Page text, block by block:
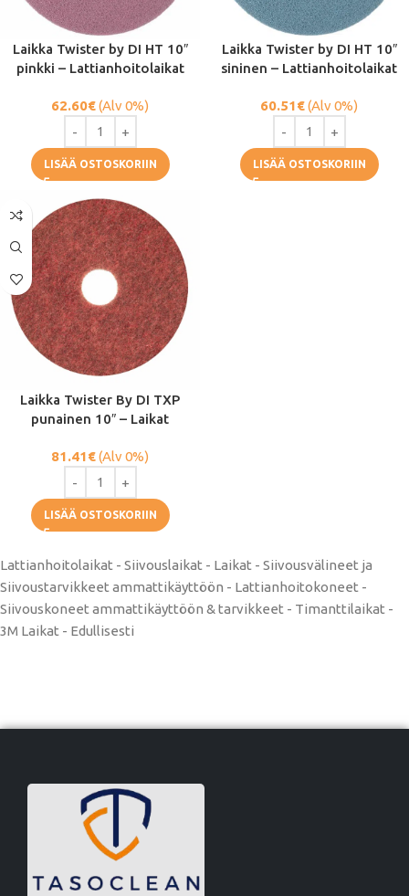
Laikka Twister by DI HT 10″
pinkki – Lattianhoitolaikat
62.60€(Alv 0%)
LISÄÄ OSTOSKORIIN
Laikka Twister by DI HT 10″
sininen – Lattianhoitolaikat
60.51€(Alv 0%)
LISÄÄ OSTOSKORIIN
Laikka Twister By DI TXP
punainen 10″ – Laikat
81.41€(Alv 0%)
LISÄÄ OSTOSKORIIN
Lattianhoitolaikat - Siivouslaikat - Laikat - Siivousvälineet ja
Siivoustarvikkeet ammattikäyttöön - Lattianhoitokoneet -
Siivouskoneet ammattikäyttöön & tarvikkeet - Timanttilaikat -
3M Laikat - Edullisesti